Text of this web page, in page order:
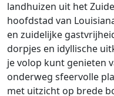
landhuizen uit het
hoofdstad van
en zuidelijke
dorpjes en idyllische
je volop kunt genieten
onderweg sfeervolle
met uitzicht op brede